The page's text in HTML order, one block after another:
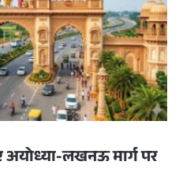
लखनऊ मार्ग पर